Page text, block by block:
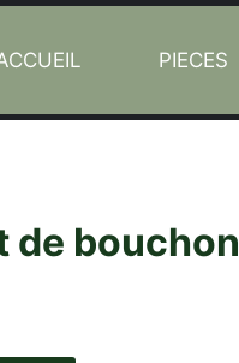
PIECES
de bouchon